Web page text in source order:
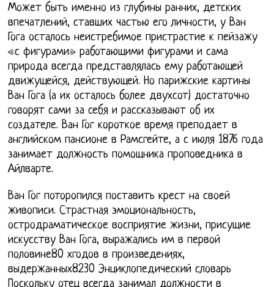
Может быть именно из глубины ранних, детских
впечатлений, ставших частью его личности, у Ван
Гога осталось неистребимое пристрастие к пейзажу
«с фигурами» работающими фигурами и сама
природа всегда представлялась ему работающей
движущейся, действующей. Но парижские картины
Ван Гога (а их осталось более двухсот) достаточно
говорят сами за себя и рассказывают об их
создателе. Ван Гог короткое время преподает в
английском пансионе в Рамсгейте, а с июля 1876 года
занимает должность помощника проповедника в
Айлварте.
Ван Гог поторопился поставить крест на своей
живописи. Страстная эмоциональность,
остродраматическое восприятие жизни, присущие
искусству Ван Гога, выражались им в первой
половине80 хгодов в произведениях,
выдержанных8230 Энциклопедический словарь
Поскольку отец всегда занимал должности в